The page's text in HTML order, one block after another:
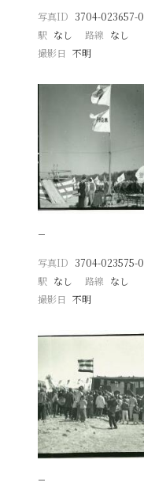
写真ID 3704-023657-0
駅 なし 路線 なし
撮影日
不明
−
写真ID 3704-023575-0
駅 なし 路線 なし
撮影日
不明
−